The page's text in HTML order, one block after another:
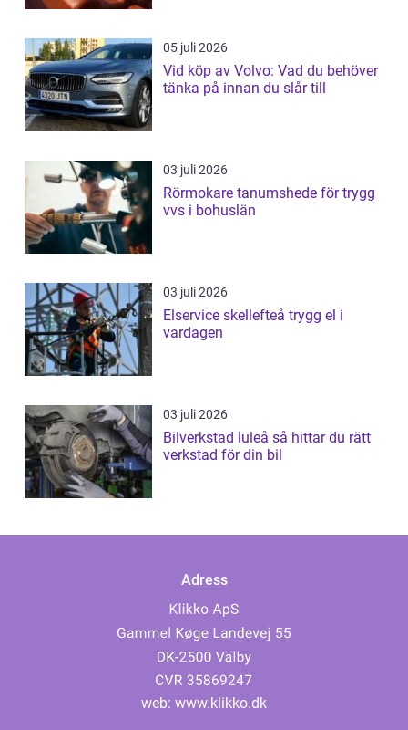
05 juli 2026
Vid köp av Volvo: Vad du behöver
tänka på innan du slår till
03 juli 2026
Rörmokare tanumshede för trygg
vvs i bohuslän
03 juli 2026
Elservice skellefteå trygg el i
vardagen
03 juli 2026
Bilverkstad luleå så hittar du rätt
verkstad för din bil
Adress
web: www.klikko.dk